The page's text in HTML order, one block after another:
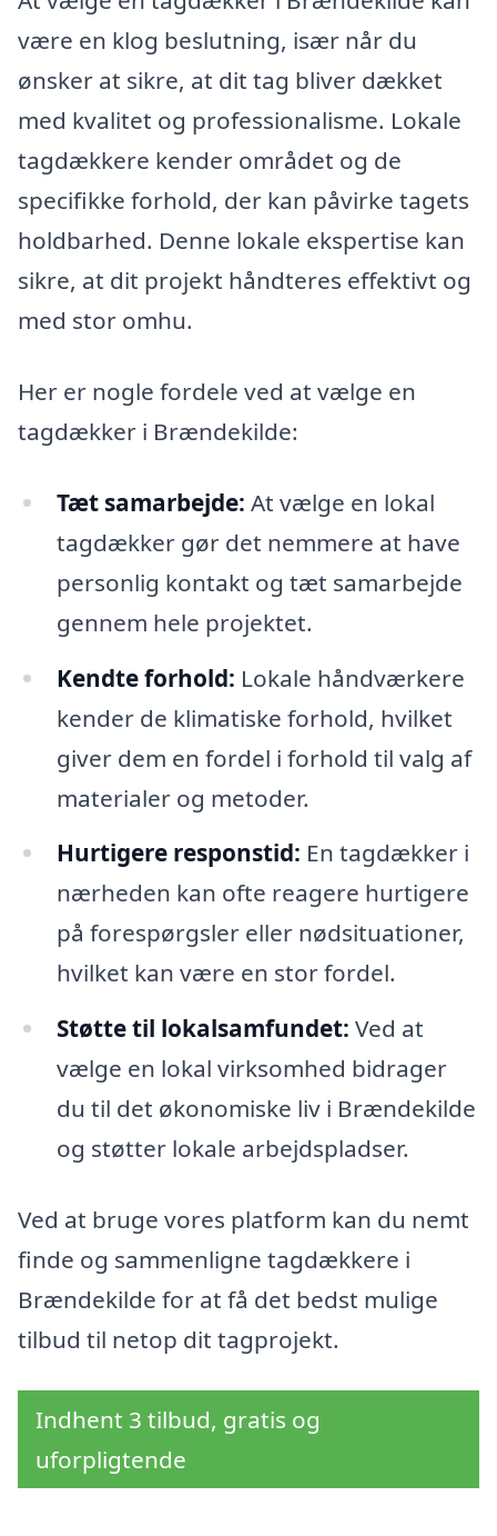
være en klog beslutning, især når du
ønsker at sikre, at dit tag bliver dækket
med kvalitet og professionalisme. Lokale
tagdækkere kender området og de
specifikke forhold, der kan påvirke tagets
holdbarhed. Denne lokale ekspertise kan
sikre, at dit projekt håndteres effektivt og
med stor omhu.
Her er nogle fordele ved at vælge en
tagdækker i Brændekilde:
Tæt samarbejde: At vælge en lokal
tagdækker gør det nemmere at have
personlig kontakt og tæt samarbejde
gennem hele projektet.
Kendte forhold: Lokale håndværkere
kender de klimatiske forhold, hvilket
giver dem en fordel i forhold til valg af
materialer og metoder.
Hurtigere responstid: En tagdækker i
nærheden kan ofte reagere hurtigere
på forespørgsler eller nødsituationer,
hvilket kan være en stor fordel.
Støtte til lokalsamfundet: Ved at
vælge en lokal virksomhed bidrager
du til det økonomiske liv i Brændekilde
og støtter lokale arbejdspladser.
Ved at bruge vores platform kan du nemt
finde og sammenligne tagdækkere i
Brændekilde for at få det bedst mulige
tilbud til netop dit tagprojekt.
Indhent 3 tilbud, gratis og
uforpligtende